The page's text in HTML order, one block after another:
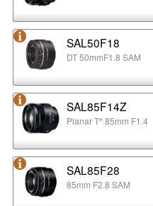
SAL50F18
DT 50mmF1.8 SAM
SAL85F14Z
Planar T* 85mm F1.4
SAL85F28
85mm F2.8 SAM